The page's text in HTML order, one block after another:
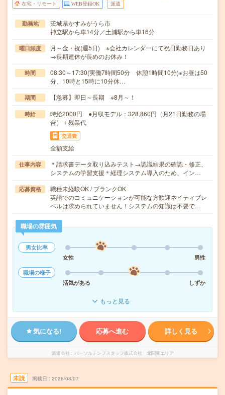
在宅・リモート WEB登録OK 派遣
勤務地
茨城県かすみがうら市
神立駅から車14分／土浦駅から車16分
曜日頻度
月～金・祝(週5日) ※会社カレンダーにて祝日勤務日あり
→長期連休が長めのお休み！
時間
08:30～17:30(実働7時間50分 休憩1時間10分)※お昼は50
分、10時と15時に10分休…
期間 【急募】即日～長期 ※8月～！
時給
時給2000円 ●月収モデル：328,860円（月21日勤務の場
合）＋残業代
交通費
全額支給
仕事内容
＊請求書データ取り込みテスト→認識結果の確認・修正、
システムの学習支援＊経理システム導入のため、イン…
応募資格
職種未経験OK / ブランクOK
英語でのコミュニケーションが可能な方歓迎ネイティブレ
ベルは求められていません！システムの知識は不要で…
職場の雰囲気
男女比率
女性
男性
職場の様子
活気がある
しずか
もっと見る
気になる! 応募へ進む 詳しく見る
派遣会社 パーソルテンプスタッフ株式会社 北関東エリア
未読 掲載日 2026/08/07